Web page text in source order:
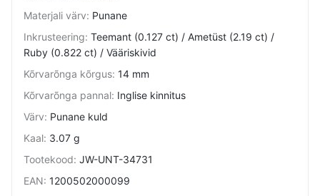
Materjali värv: Punane
Inkrusteering: Teemant (0.127 ct) / Ametüst (2.19 ct) /
Ruby (0.822 ct) / Vääriskivid
Kõrvarõnga kõrgus: 14 mm
Kõrvarõnga pannal: Inglise kinnitus
Värv: Punane kuld
Kaal: 3.07 g
Tootekood: JW-UNT-34731
EAN: 1200502000099